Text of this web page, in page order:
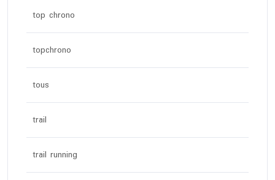
top chrono
topchrono
tous
trail
trail running